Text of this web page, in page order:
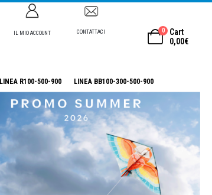
IL MIO ACCOUNT CONTATTACI 0
Cart
0,00€
LINEA R100-500-900 LINEA BB100-300-500-900